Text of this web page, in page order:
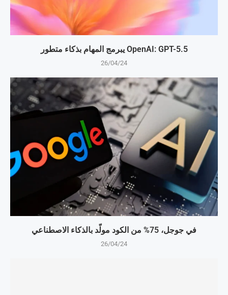
OpenAI: GPT-5.5 يبرمج المهام بذكاء متطور
26/04/24
في جوجل، 75% من الكود مولّد بالذكاء الاصطناعي
26/04/24